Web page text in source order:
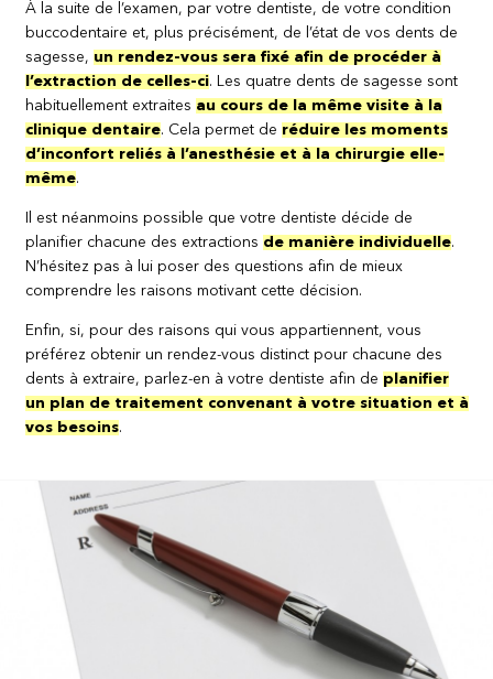
À la suite de l’examen, par votre dentiste, de votre condition
buccodentaire et, plus précisément, de l’état de vos dents de
sagesse, un rendez-vous sera fixé afin de procéder à
l’extraction de celles-ci. Les quatre dents de sagesse sont
habituellement extraites au cours de la même visite à la
clinique dentaire. Cela permet de réduire les moments
d’inconfort reliés à l’anesthésie et à la chirurgie elle-
même.
Il est néanmoins possible que votre dentiste décide de
planifier chacune des extractions de manière individuelle.
N’hésitez pas à lui poser des questions afin de mieux
comprendre les raisons motivant cette décision.
Enfin, si, pour des raisons qui vous appartiennent, vous
préférez obtenir un rendez-vous distinct pour chacune des
dents à extraire, parlez-en à votre dentiste afin de planifier
un plan de traitement convenant à votre situation et à
vos besoins.